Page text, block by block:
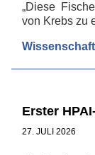
„Diese
von Krebs zu
Erster
27. JULI 2026